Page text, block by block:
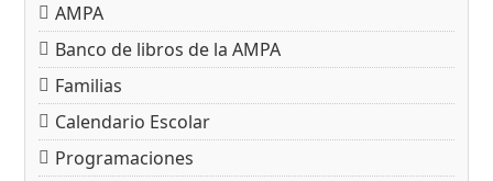
AMPA
Banco de libros de la AMPA
Familias
Calendario Escolar
Programaciones